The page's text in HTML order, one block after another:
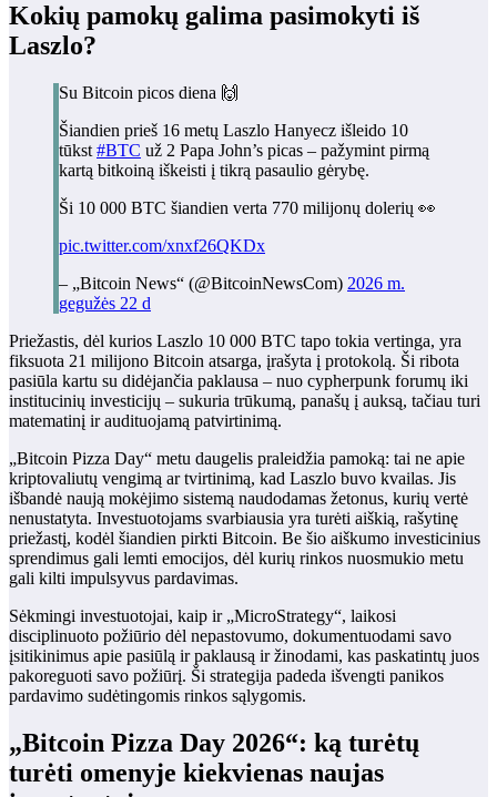
Kokių pamokų galima pasimokyti iš
Laszlo?
Su Bitcoin picos diena 🙌
Šiandien prieš 16 metų Laszlo Hanyecz išleido 10
tūkst #BTC už 2 Papa John’s picas – pažymint pirmą
kartą bitkoiną iškeisti į tikrą pasaulio gėrybę.
Ši 10 000 BTC šiandien verta 770 milijonų dolerių 👀
pic.twitter.com/xnxf26QKDx
– „Bitcoin News“ (@BitcoinNewsCom) 2026 m.
gegužės 22 d
Priežastis, dėl kurios Laszlo 10 000 BTC tapo tokia vertinga, yra
fiksuota 21 milijono Bitcoin atsarga, įrašyta į protokolą. Ši ribota
pasiūla kartu su didėjančia paklausa – nuo ​​cypherpunk forumų iki
institucinių investicijų – sukuria trūkumą, panašų į auksą, tačiau turi
matematinį ir audituojamą patvirtinimą.
„Bitcoin Pizza Day“ metu daugelis praleidžia pamoką: tai ne apie
kriptovaliutų vengimą ar tvirtinimą, kad Laszlo buvo kvailas. Jis
išbandė naują mokėjimo sistemą naudodamas žetonus, kurių vertė
nenustatyta. Investuotojams svarbiausia yra turėti aiškią, rašytinę
priežastį, kodėl šiandien pirkti Bitcoin. Be šio aiškumo investicinius
sprendimus gali lemti emocijos, dėl kurių rinkos nuosmukio metu
gali kilti impulsyvus pardavimas.
Sėkmingi investuotojai, kaip ir „MicroStrategy“, laikosi
disciplinuoto požiūrio dėl nepastovumo, dokumentuodami savo
įsitikinimus apie pasiūlą ir paklausą ir žinodami, kas paskatintų juos
pakoreguoti savo požiūrį. Ši strategija padeda išvengti panikos
pardavimo sudėtingomis rinkos sąlygomis.
„Bitcoin Pizza Day 2026“: ką turėtų
turėti omenyje kiekvienas naujas